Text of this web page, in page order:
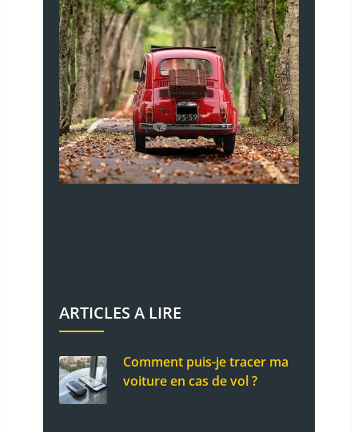
ARTICLES A LIRE
Comment puis-je tracer ma
voiture en cas de vol ?